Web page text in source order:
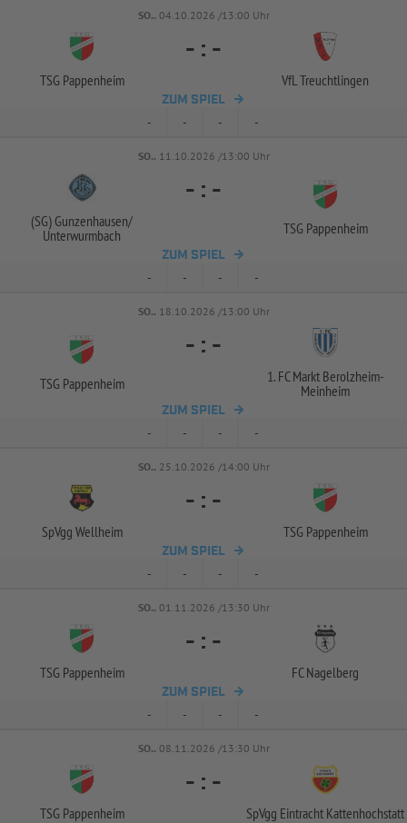
SO.. 04.10.2026 /13:00 Uhr
TSG Pappenheim
- : -
VfL Treuchtlingen
ZUM SPIEL
- - - -
SO.. 11.10.2026 /13:00 Uhr
(SG) Gunzenhausen/
Unterwurmbach
- : -
TSG Pappenheim
ZUM SPIEL
- - - -
SO.. 18.10.2026 /13:00 Uhr
TSG Pappenheim
- : -
1. FC Markt Berolzheim-
Meinheim
ZUM SPIEL
- - - -
SO.. 25.10.2026 /14:00 Uhr
SpVgg Wellheim
- : -
TSG Pappenheim
ZUM SPIEL
- - - -
SO.. 01.11.2026 /13:30 Uhr
TSG Pappenheim
- : -
FC Nagelberg
ZUM SPIEL
- - - -
SO.. 08.11.2026 /13:30 Uhr
TSG Pappenheim
- : -
SpVgg Eintracht Kattenhochstatt